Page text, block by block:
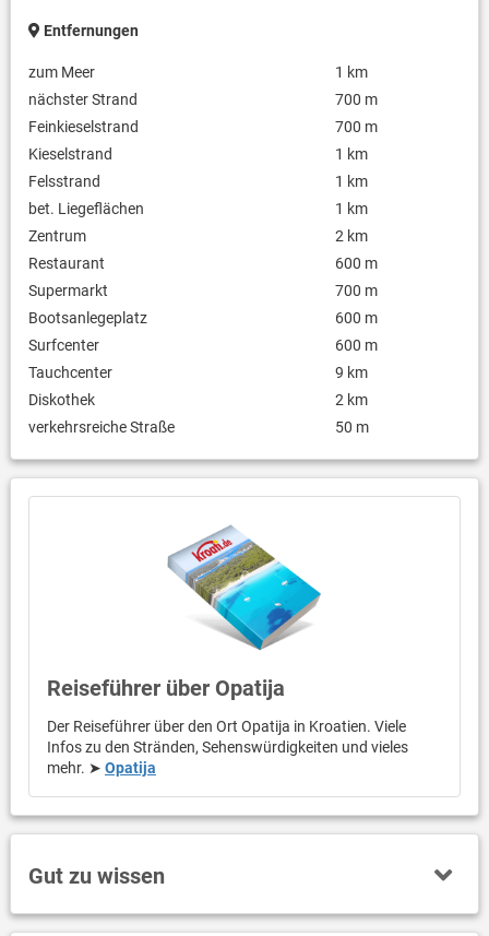
Entfernungen
zum Meer
1 km
nächster Strand
700 m
Feinkieselstrand
700 m
Kieselstrand
1 km
Felsstrand
1 km
bet. Liegeflächen
1 km
Zentrum
2 km
Restaurant
600 m
Supermarkt
700 m
Bootsanlegeplatz
600 m
Surfcenter
600 m
Tauchcenter
9 km
Diskothek
2 km
verkehrsreiche Straße
50 m
Reiseführer über Opatija
Der Reiseführer über den Ort Opatija in Kroatien. Viele
Infos zu den Stränden, Sehenswürdigkeiten und vieles
mehr. ➤ Opatija
Gut zu wissen